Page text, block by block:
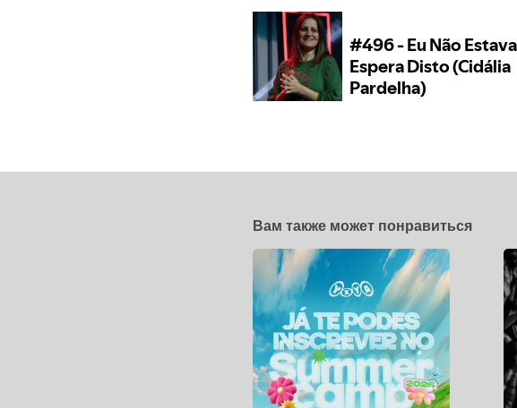
Вам также может понравиться